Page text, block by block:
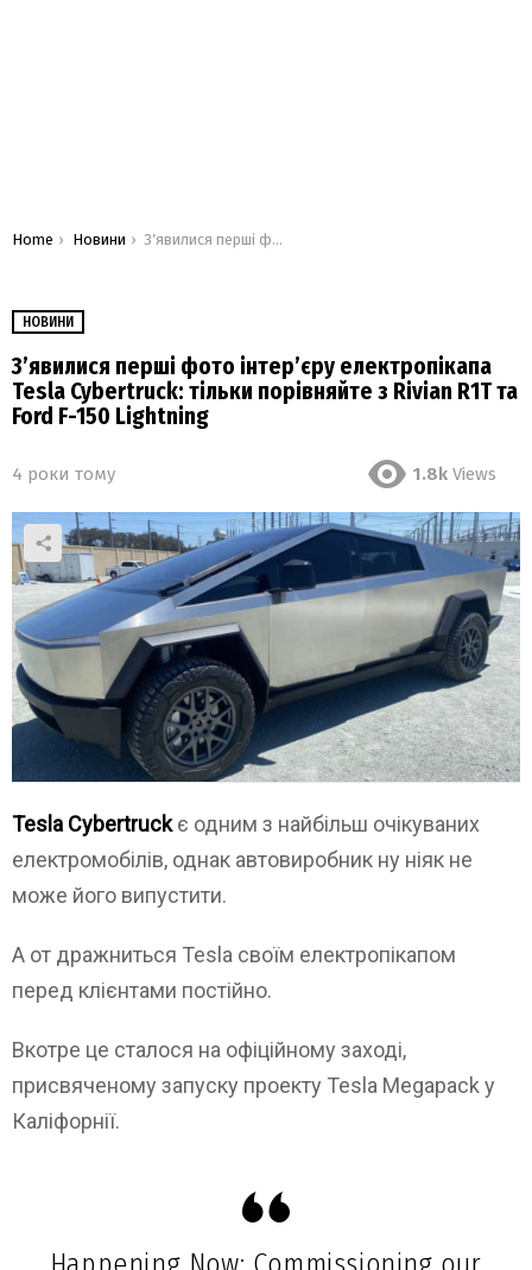
You are here:
Home Новини Зʼявилися перші фото інтерʼєру електропікапа Tesla Cybertruck: тільки порівняйте з Rivian R1T та Ford F-150 Lightning
НОВИНИ
Зʼявилися перші фото інтерʼєру електропікапа
Tesla Cybertruck: тільки порівняйте з Rivian R1T та
Ford F-150 Lightning
4 роки тому 1.8k Views
Tesla Cybertruckє одним з найбільш очікуваних
електромобілів, однак автовиробник ну ніяк не
може його випустити.
А от дражниться Tesla своїм електропікапом
перед клієнтами постійно.
Вкотре це сталося на офіційному заході,
присвяченому запуску проекту Tesla Megapack у
Каліфорнії.